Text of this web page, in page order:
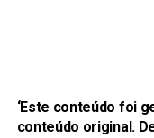
‘Este conteúdo foi
conteúdo original.